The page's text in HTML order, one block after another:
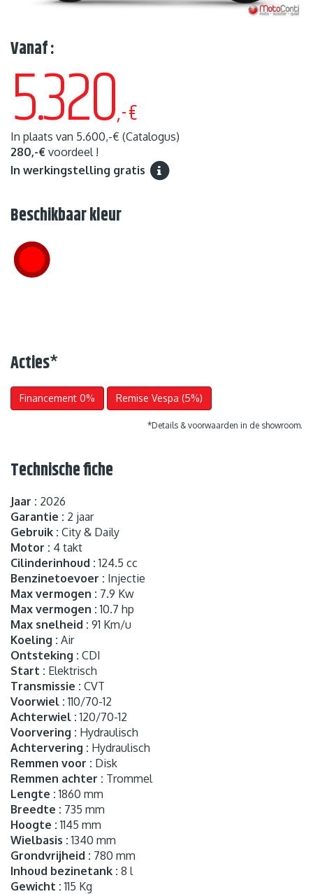
Vanaf :
5.320,-€
In plaats van 5.600,-€ (Catalogus)
280,-€ voordeel !
In werkingstelling gratis
Beschikbaar kleur
Acties*
Financement 0% Remise Vespa (5%)
*Details & voorwaarden in de showroom.
Technische fiche
Jaar : 2026
Garantie : 2 jaar
Gebruik : City & Daily
Motor : 4 takt
Cilinderinhoud : 124.5 cc
Benzinetoevoer : Injectie
Max vermogen : 7.9 Kw
Max vermogen : 10.7 hp
Max snelheid : 91 Km/u
Koeling : Air
Ontsteking : CDI
Start : Elektrisch
Transmissie : CVT
Voorwiel : 110/70-12
Achterwiel : 120/70-12
Voorvering : Hydraulisch
Achtervering : Hydraulisch
Remmen voor : Disk
Remmen achter : Trommel
Lengte : 1860 mm
Breedte : 735 mm
Hoogte : 1145 mm
Wielbasis : 1340 mm
Grondvrijheid : 780 mm
Inhoud bezinetank : 8 l
Gewicht : 115 Kg